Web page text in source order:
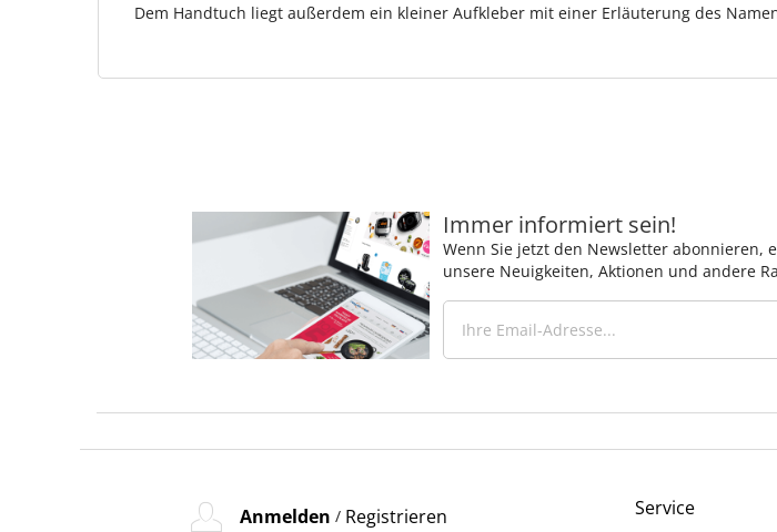
Dem Handtuch liegt außerdem ein kleiner Aufkleber mit einer Erläuterung des
Immer informiert sein!
Wenn Sie jetzt den Newsletter abonnieren,
unsere Neuigkeiten, Aktionen und andere
Anmelden / Registrieren Service